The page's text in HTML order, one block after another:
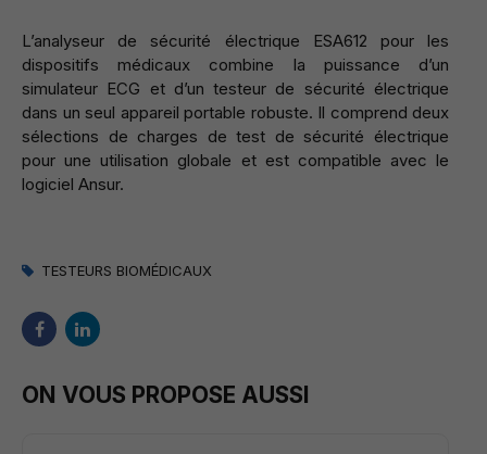
L’analyseur de sécurité électrique ESA612 pour les
dispositifs médicaux combine la puissance d’un
simulateur ECG et d’un testeur de sécurité électrique
dans un seul appareil portable robuste. Il comprend deux
sélections de charges de test de sécurité électrique
pour une utilisation globale et est compatible avec le
logiciel Ansur.
TESTEURS BIOMÉDICAUX
ON VOUS PROPOSE AUSSI